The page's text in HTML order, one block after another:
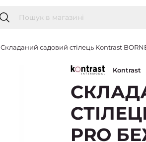
Складаний садовий стілець Kontrast
Kontrast
PRO